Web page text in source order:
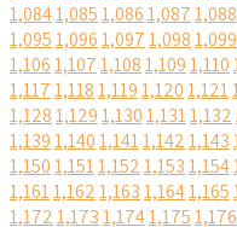
1,0841,0851,0861,0871,088
1,0951,0961,0971,0981,099
1,1061,1071,1081,1091,110
1,1171,1181,1191,1201,121
1,1281,1291,1301,1311,132
1,1391,1401,1411,1421,143
1,1501,1511,1521,1531,154
1,1611,1621,1631,1641,165
1,1721,1731,1741,1751,176